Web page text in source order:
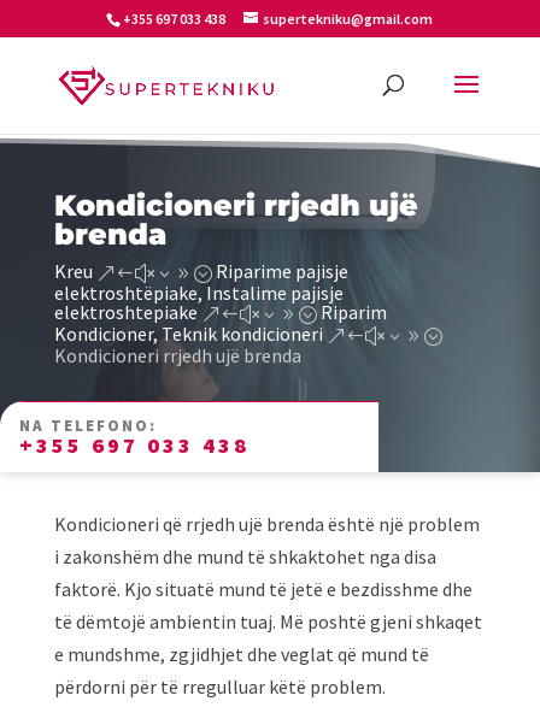
+355 697 033 438 supertekniku@gmail.com
Kondicioneri rrjedh ujë
brenda
Kreu &#x39; Riparime pajisje
elektroshtëpiake, Instalime pajisje
elektroshtepiake &#x39; Riparim
Kondicioner, Teknik kondicioneri &#x39;
Kondicioneri rrjedh ujë brenda
NA TELEFONO:
+355 697 033 438
Kondicioneri që rrjedh ujë brenda është një problem
i zakonshëm dhe mund të shkaktohet nga disa
faktorë. Kjo situatë mund të jetë e bezdisshme dhe
të dëmtojë ambientin tuaj. Më poshtë gjeni shkaqet
e mundshme, zgjidhjet dhe veglat që mund të
përdorni për të rregulluar këtë problem.